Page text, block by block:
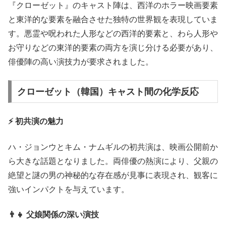
『クローゼット』のキャスト陣は、西洋のホラー映画要素
と東洋的な要素を融合させた独特の世界観を表現していま
す。悪霊や呪われた人形などの西洋的要素と、わら人形や
お守りなどの東洋的要素の両方を演じ分ける必要があり、
俳優陣の高い演技力が要求されました。
クローゼット（韓国）キャスト間の化学反応
⚡ 初共演の魅力
ハ・ジョンウとキム・ナムギルの初共演は、映画公開前か
ら大きな話題となりました。両俳優の熱演により、父親の
絶望と謎の男の神秘的な存在感が見事に表現され、観客に
強いインパクトを与えています。
👨‍👧 父娘関係の深い演技